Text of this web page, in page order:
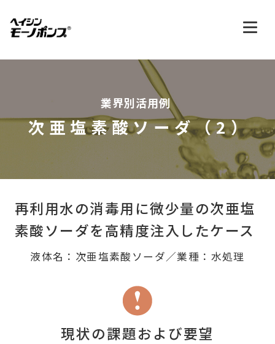
業界別活用例
次亜塩素酸ソーダ（2）
再利用水の消毒用に微少量の次亜塩
素酸ソーダを高精度注入したケース
液体名：次亜塩素酸ソーダ／業種：水処理
現状の課題および要望